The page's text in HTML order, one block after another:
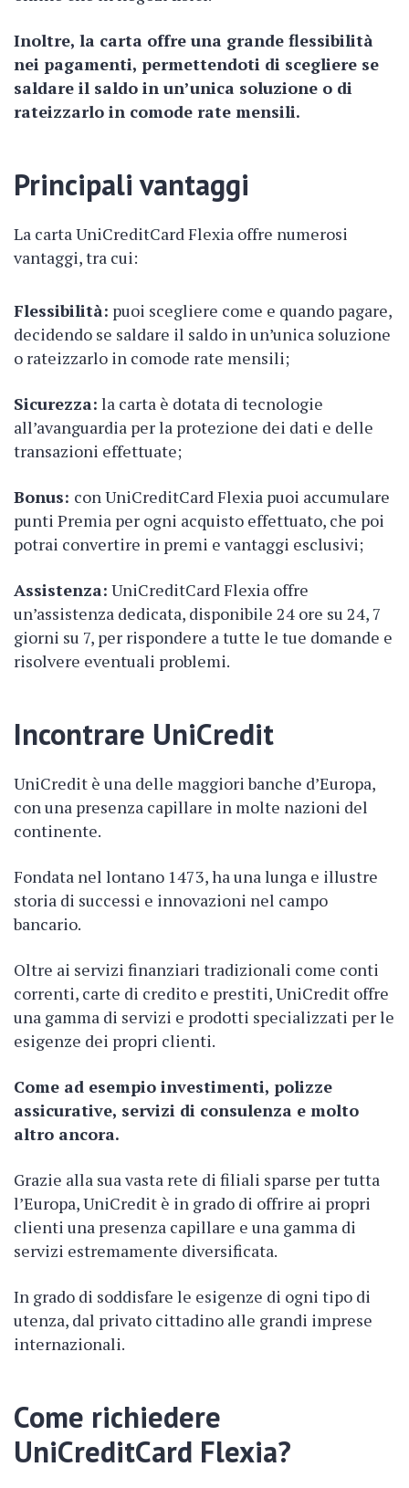
Inoltre, la carta offre una grande flessibilità
nei pagamenti, permettendoti di scegliere se
saldare il saldo in un’unica soluzione o di
rateizzarlo in comode rate mensili.
Principali vantaggi
La carta UniCreditCard Flexia offre numerosi
vantaggi, tra cui:
Flessibilità: puoi scegliere come e quando pagare,
decidendo se saldare il saldo in un’unica soluzione
o rateizzarlo in comode rate mensili;
Sicurezza: la carta è dotata di tecnologie
all’avanguardia per la protezione dei dati e delle
transazioni effettuate;
Bonus: con UniCreditCard Flexia puoi accumulare
punti Premia per ogni acquisto effettuato, che poi
potrai convertire in premi e vantaggi esclusivi;
Assistenza: UniCreditCard Flexia offre
un’assistenza dedicata, disponibile 24 ore su 24, 7
giorni su 7, per rispondere a tutte le tue domande e
risolvere eventuali problemi.
Incontrare UniCredit
UniCredit è una delle maggiori banche d’Europa,
con una presenza capillare in molte nazioni del
continente.
Fondata nel lontano 1473, ha una lunga e illustre
storia di successi e innovazioni nel campo
bancario.
Oltre ai servizi finanziari tradizionali come conti
correnti, carte di credito e prestiti, UniCredit offre
una gamma di servizi e prodotti specializzati per le
esigenze dei propri clienti.
Come ad esempio investimenti, polizze
assicurative, servizi di consulenza e molto
altro ancora.
Grazie alla sua vasta rete di filiali sparse per tutta
l’Europa, UniCredit è in grado di offrire ai propri
clienti una presenza capillare e una gamma di
servizi estremamente diversificata.
In grado di soddisfare le esigenze di ogni tipo di
utenza, dal privato cittadino alle grandi imprese
internazionali.
Come richiedere
UniCreditCard Flexia?